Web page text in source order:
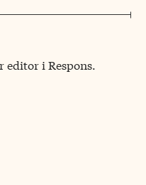
editor iRespons